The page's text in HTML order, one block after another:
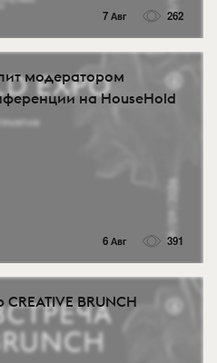
7 Авг 262
модератором
на HouseHold
6 Авг 391
BRUNCH